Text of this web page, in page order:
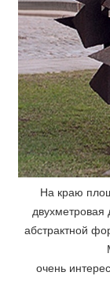
На краю
двухметровая
абстрактной
очень